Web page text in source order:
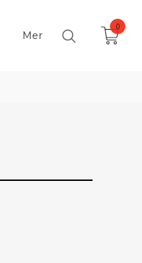
Mer
0